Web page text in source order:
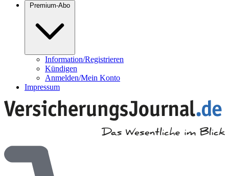
Premium-Abo
Information/Registrieren
Kündigen
Anmelden/Mein Konto
Impressum